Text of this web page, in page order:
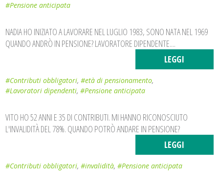
#Pensione anticipata
NADIA HO INIZIATO A LAVORARE NEL LUGLIO 1983, SONO NATA NEL 1969
QUANDO ANDRÒ IN PENSIONE? LAVORATORE DIPENDENTE....
LEGGI
#Contributi obbligatori,#età di pensionamento,
#Lavoratori dipendenti,#Pensione anticipata
VITO HO 52 ANNI E 35 DI CONTRIBUTI. MI HANNO RICONOSCIUTO
L'INVALIDITÀ DEL 78%. QUANDO POTRÒ ANDARE IN PENSIONE?
LEGGI
#Contributi obbligatori,#invalidità,#Pensione anticipata